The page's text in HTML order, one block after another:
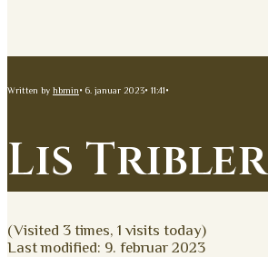
Written by hbmin• 6. januar 2023• 11:41•
Lis Tribler
(Visited 3 times, 1 visits today)
Last modified: 9. februar 2023